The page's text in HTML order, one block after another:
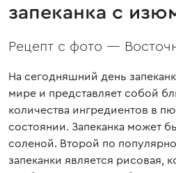
запеканка с
Рецепт с фото —
На сегодняшний день
мире и представляет собой
количества ингредиентов в
состоянии. Запеканка может
соленой. Второй по
запеканки является рисовая,